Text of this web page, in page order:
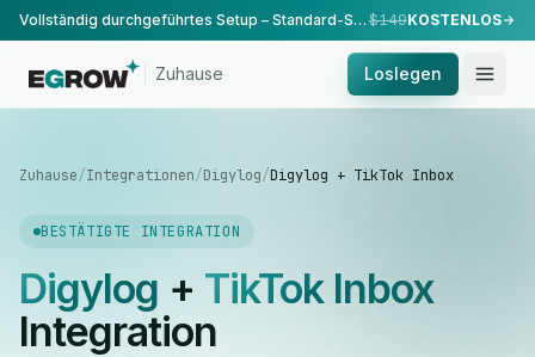
Vollständig durchgeführtes Setup – Standard-Setup, durchgeführt von unserem Team. $149KOSTENLOS
Zuhause Loslegen
Zuhause/Integrationen/Digylog/Digylog + TikTok Inbox
BESTÄTIGTE INTEGRATION
Digylog + TikTok Inbox
Integration